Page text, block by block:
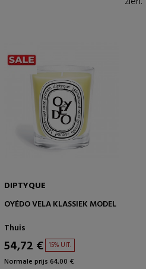
DIPTYQUE
OYÉDO VELA KLASSIEK MODEL
Thuis
54,72 € 15% UIT.
Normale prijs 64,00 €